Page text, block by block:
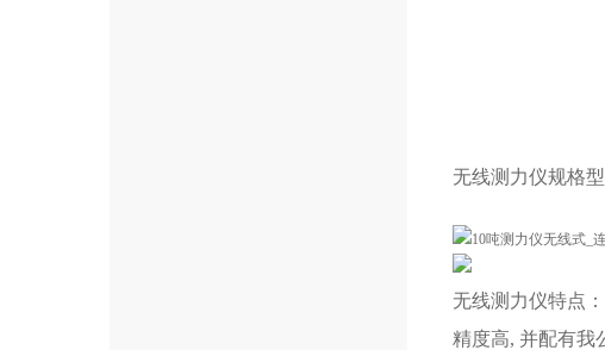
无线测力仪规格
无线测力仪特点：
精度高, 并配有我